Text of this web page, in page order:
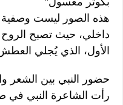
هذه الصور ليست وصفية
داخلي، حيث تصبح الروح
الأول، الذي يُجلي
حضور النبي بين الشعر
رأت الشاعرة النبي في